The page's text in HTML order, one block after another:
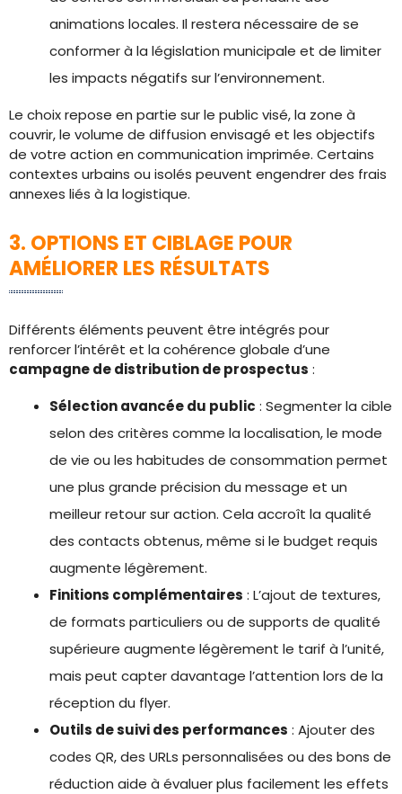
animations locales. Il restera nécessaire de se
conformer à la législation municipale et de limiter
les impacts négatifs sur l’environnement.
Le choix repose en partie sur le public visé, la zone à
couvrir, le volume de diffusion envisagé et les objectifs
de votre action en communication imprimée. Certains
contextes urbains ou isolés peuvent engendrer des frais
annexes liés à la logistique.
3. OPTIONS ET CIBLAGE POUR
AMÉLIORER LES RÉSULTATS
Différents éléments peuvent être intégrés pour
renforcer l’intérêt et la cohérence globale d’une
campagne de distribution de prospectus :
Sélection avancée du public : Segmenter la cible
selon des critères comme la localisation, le mode
de vie ou les habitudes de consommation permet
une plus grande précision du message et un
meilleur retour sur action. Cela accroît la qualité
des contacts obtenus, même si le budget requis
augmente légèrement.
Finitions complémentaires : L’ajout de textures,
de formats particuliers ou de supports de qualité
supérieure augmente légèrement le tarif à l’unité,
mais peut capter davantage l’attention lors de la
réception du flyer.
Outils de suivi des performances : Ajouter des
codes QR, des URLs personnalisées ou des bons de
réduction aide à évaluer plus facilement les effets